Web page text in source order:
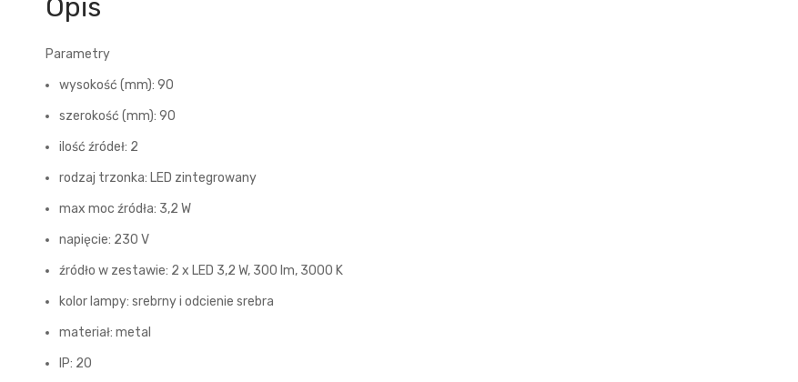
Opis
Parametry
wysokość (mm): 90
szerokość (mm): 90
ilość źródeł: 2
rodzaj trzonka: LED zintegrowany
max moc źródła: 3,2 W
napięcie: 230 V
źródło w zestawie: 2 x LED 3,2 W, 300 lm, 3000 K
kolor lampy: srebrny i odcienie srebra
materiał: metal
IP: 20